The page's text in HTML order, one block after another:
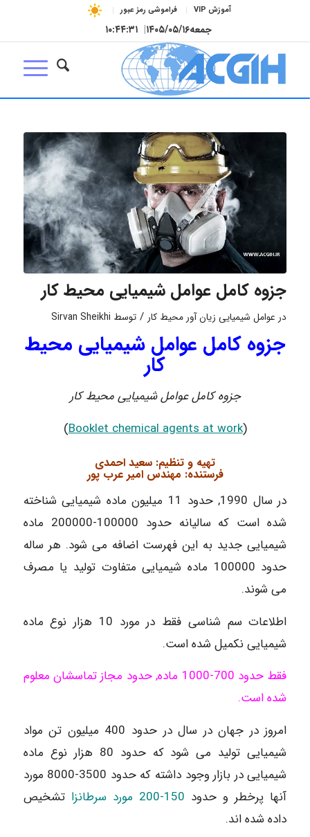
آموزش VIP فراموشی رمز عبور
جمعه۱۴۰۵/۰۵/۱۶| ۱۰:۴۴:۳۲
جزوه کامل عوامل شیمیایی محیط کار
در عوامل شیمیایی زیان آور محیط کار / توسط Sirvan Sheikhi
جزوه کامل عوامل شیمیایی محیط
کار
جزوه کامل عوامل شیمیایی محیط کار
(
Booklet chemical agents at work
)
تهیه و تنظیم: سعید احمدی
فرستنده: مهندس امیر عرب پور
در سال 1990, حدود 11 میلیون ماده شیمیایی شناخته
شده است که سالیانه حدود 100000-200000 ماده
شیمیایی جدید به این فهرست اضافه می شود. هر ساله
حدود 100000 ماده شیمیایی متفاوت تولید یا مصرف
می شوند.
اطلاعات سم شناسی فقط در مورد 10 هزار نوع ماده
شیمیایی نکمیل شده است.
فقط حدود 700-1000 ماده, حدود مجاز تماسشان معلوم
شده است.
امروز در جهان در سال در حدود 400 میلیون تن مواد
شیمیایی تولید می شود که حدود 80 هزار نوع ماده
شیمیایی در بازار وجود داشته که حدود 3500-8000 مورد
آنها پرخطر و حدود 150-200 مورد سرطانزا
تشخیص
داده شده اند.